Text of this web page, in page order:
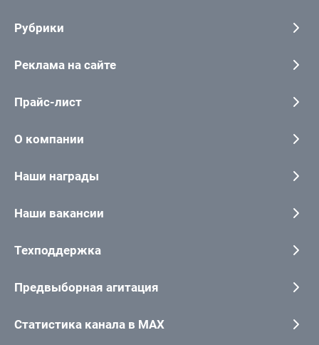
Рубрики
Реклама на сайте
Прайс-лист
О компании
Наши награды
Наши вакансии
Техподдержка
Предвыборная агитация
Статистика канала в MAX